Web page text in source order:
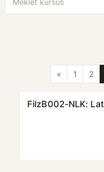
« Iepriekšējā
1 Lapa 1
2